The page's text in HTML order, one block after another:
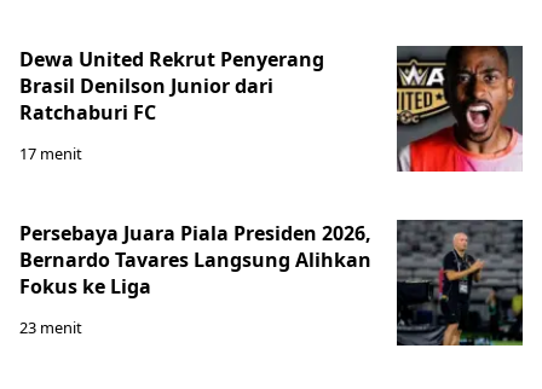
Dewa United Rekrut Penyerang
Brasil Denilson Junior dari
Ratchaburi FC
17 menit
Persebaya Juara Piala Presiden 2026,
Bernardo Tavares Langsung Alihkan
Fokus ke Liga
23 menit